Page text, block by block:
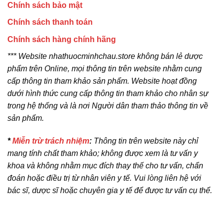
Chính sách bảo mật
Chính sách thanh toán
Chính sách hàng chính hãng
*** Website nhathuocminhchau.store không bán lẻ dược
phẩm trên Online, mọi thông tin trên website nhằm cung
cấp thông tin tham khảo sản phẩm. Website hoạt đồng
dưới hình thức cung cấp thông tin tham khảo cho nhân sự
trong hệ thống và là nơi Người dân tham thảo thông tin về
sản phẩm.
*Miễn trừ trách nhiệm: Thông tin trên website này chỉ
mang tính chất tham khảo; không được xem là tư vấn y
khoa và không nhằm mục đích thay thế cho tư vấn, chẩn
đoán hoặc điều trị từ nhân viên y tế. Vui lòng liên hệ với
bác sĩ, dược sĩ hoặc chuyên gia y tế để được tư vấn cụ thể.